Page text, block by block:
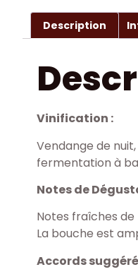
Description
Vinification :
Vendange de
fermentation à
Notes de
Notes fraîches
La bouche est
Accords